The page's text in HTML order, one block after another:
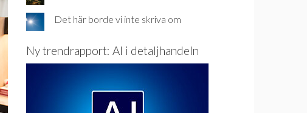
Det här borde vi inte skriva om
Ny trendrapport: AI i detaljhandeln